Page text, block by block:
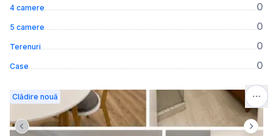
4 camere 0
5 camere 0
Terenuri 0
Case 0
Previous slide Next
Clădire nouă